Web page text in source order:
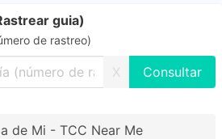
guia)
de rastreo)
X
de Mi - TCC Near Me